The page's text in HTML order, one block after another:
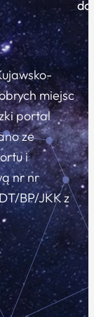
miejsc
portal
ze
i
nr nr
BP/JKK z